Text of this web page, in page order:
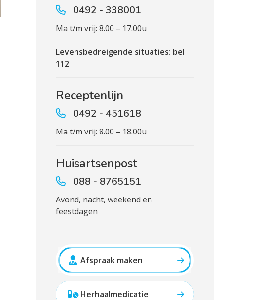
0492 - 338001
Ma t/m vrij: 8.00 – 17.00u
Levensbedreigende situaties: bel
112
Receptenlijn
0492 - 451618
Ma t/m vrij: 8.00 – 18.00u
Huisartsenpost
088 - 8765151
Avond, nacht, weekend en
feestdagen
Afspraak maken
Herhaalmedicatie